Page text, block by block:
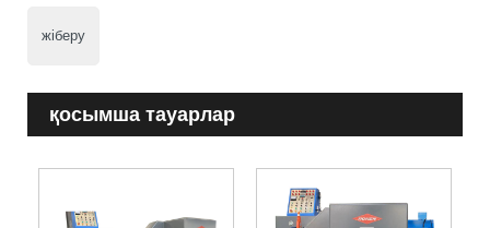
жіберу
қосымша тауарлар